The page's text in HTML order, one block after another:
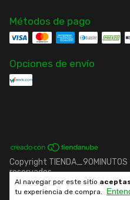
Al navegar por este sitio
tu experiencia de compra.
Métodos de pago
Opciones de envío
Copyright
reservados.
Desarrollado por fenrir.cl